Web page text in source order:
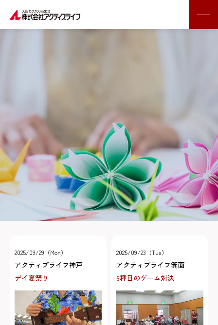
2025/09/29（Mon）
アクティブライフ神戸
デイ夏祭り
2025/09/23（Tue）
アクティブライフ箕面
6種目のゲーム対決